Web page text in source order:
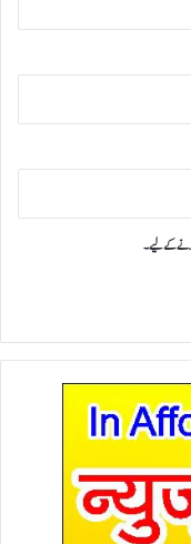
کرنے کےلیے۔